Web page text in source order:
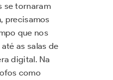
se tornaram
precisamos
que nos
as salas de
digital. Na
como